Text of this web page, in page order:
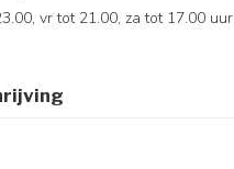
vr tot 21.00, za tot 17.00 uur